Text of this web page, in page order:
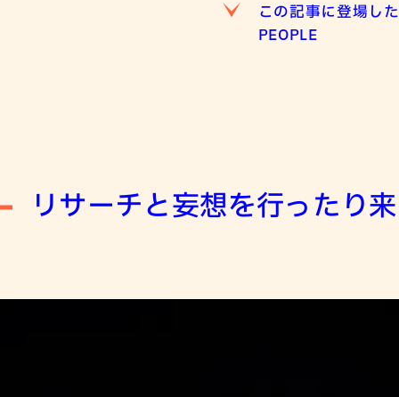
この記事に登場し
PEOPLE
リサーチと妄想を行ったり